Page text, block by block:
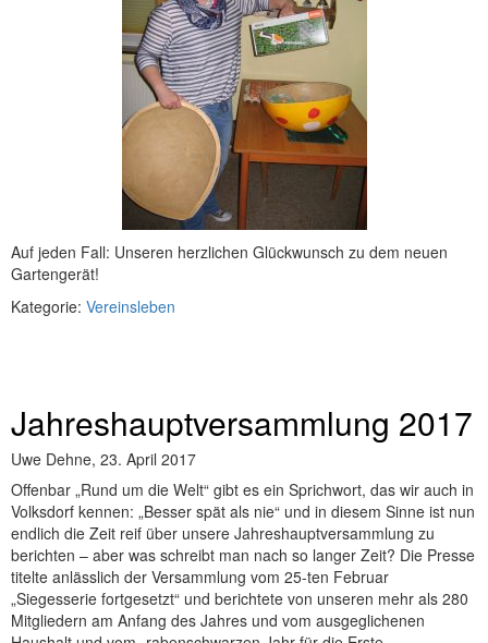
Auf jeden Fall: Unseren herzlichen Glückwunsch zu dem neuen
Gartengerät!
Kategorie: Vereinsleben
Jahreshauptversammlung 2017
Uwe Dehne, 23. April 2017
Offenbar „Rund um die Welt“ gibt es ein Sprichwort, das wir auch in
Volksdorf kennen: „Besser spät als nie“ und in diesem Sinne ist nun
endlich die Zeit reif über unsere Jahreshauptversammlung zu
berichten – aber was schreibt man nach so langer Zeit? Die Presse
titelte anlässlich der Versammlung vom 25-ten Februar
„Siegesserie fortgesetzt“ und berichtete von unseren mehr als 280
Mitgliedern am Anfang des Jahres und vom ausgeglichenen